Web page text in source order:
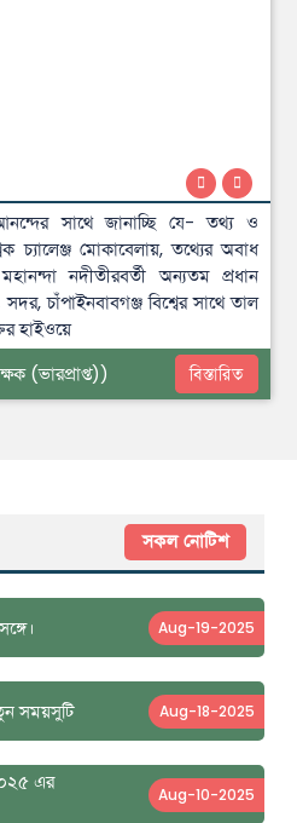
সাথে জানাচ্ছি যে- তথ্য ও
চ্যালেঞ্জ মোকাবেলায়, তথ্যের অবাধ
নদীতীরবর্তী অন্যতম প্রধান
চাঁপাইনবাবগঞ্জ বিশ্বের সাথে তাল
হাইওয়ে
(ভারপ্রাপ্ত)) বিস্তারিত
সকল নোটিশ
Aug-19-2025
সময়সুটি Aug-18-2025
এর
Aug-10-2025